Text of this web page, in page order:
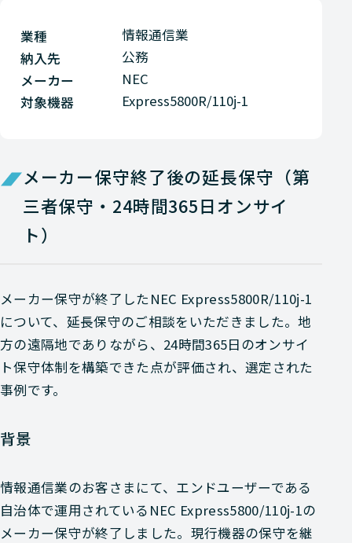
業種
情報通信業
納入先
公務
メーカー
NEC
対象機器
Express5800R/110j-1
メーカー保守終了後の延長保守（第
三者保守・24時間365日オンサイ
ト）
メーカー保守が終了したNEC Express5800R/110j-1
について、延長保守のご相談をいただきました。地
方の遠隔地でありながら、24時間365日のオンサイ
ト保守体制を構築できた点が評価され、選定された
事例です。
背景
情報通信業のお客さまにて、エンドユーザーである
自治体で運用されているNEC Express5800/110j-1の
メーカー保守が終了しました。現行機器の保守を継